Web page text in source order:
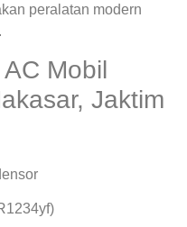
peralatan modern
Mobil
Jaktim